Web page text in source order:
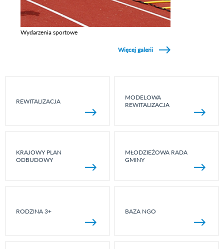
Wydarzenia sportowe
Więcej galerii
REWITALIZACJA
MODELOWA
REWITALIZACJA
KRAJOWY PLAN
ODBUDOWY
MŁODZIEŻOWA RADA
GMINY
RODZINA 3+ BAZA NGO